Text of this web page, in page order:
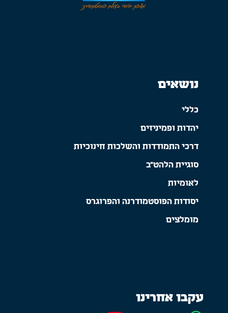
נושאים
כללי
יהדות ופמיניזים
דרכי התמודדות והשלכות חינוכיות
סוגיית הלהט"ב
לאומיות
יסודות הפוסטמודרנה והפרוגרס
מומלצים
עקבו אחרינו